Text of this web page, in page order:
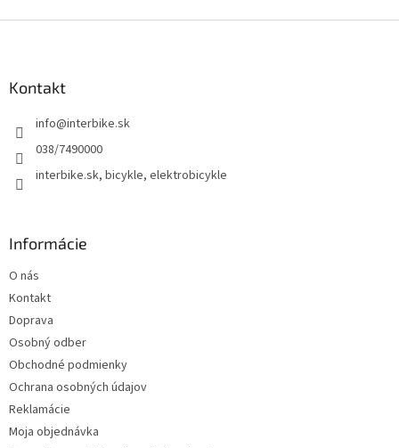
Kontakt
info@interbike.sk
038/7490000
interbike.sk, bicykle, elektrobicykle
Informácie
O nás
Kontakt
Doprava
Osobný odber
Obchodné podmienky
Ochrana osobných údajov
Reklamácie
Moja objednávka